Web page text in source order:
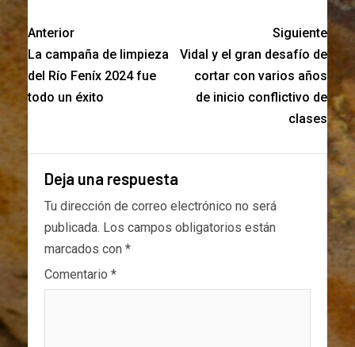
Anterior
La campaña de limpieza
del Río Feníx 2024 fue
todo un éxito
Siguiente
Vidal y el gran desafío de
cortar con varios años
de inicio conflictivo de
clases
Deja una respuesta
Tu dirección de correo electrónico no será
publicada. Los campos obligatorios están
marcados con *
Comentario *